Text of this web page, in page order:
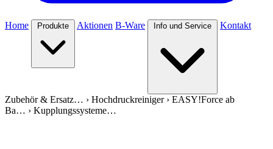
Home Produkte Aktionen B-Ware Info und Service Kontakt
Zubehör & Ersatz… › Hochdruckreiniger› EASY!Force ab
Ba… › Kupplungssysteme…